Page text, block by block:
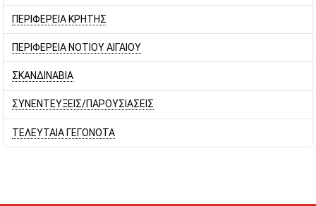
ΠΕΡΙΦΕΡΕΙΑ ΚΡΗΤΗΣ
ΠΕΡΙΦΕΡΕΙΑ ΝΟΤΙΟΥ ΑΙΓΑΙΟΥ
ΣΚΑΝΔΙΝΑΒΙΑ
ΣΥΝΕΝΤΕΥΞΕΙΣ/ΠΑΡΟΥΣΙΑΣΕΙΣ
ΤΕΛΕΥΤΑΙΑ ΓΕΓΟΝΟΤΑ